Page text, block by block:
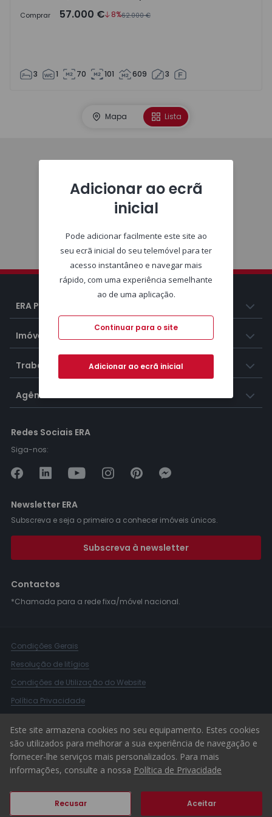
Comprar 57.000 € 8%62.000 €
3 1 70 101 609 3
Mapa Lista
ERA Portugal
Imóveis
Trabalhar na ERA
Agências ERA
Redes Sociais ERA
Siga-nos:
Newsletter ERA
Subscreva e seja o primeiro a conhecer imóveis únicos.
Subscreva à newsletter
Contactos
*Chamada para a rede fixa/móvel nacional.
Condições Gerais
Resolução de litígios
Condições de Utilização do Website
Política Privacidade
© 2026 ERA Portugal
Este site armazena cookies no seu equipamento. Estes cookies
são utilizados para melhorar a sua experiência de navegação e
fornecer-lhe serviços mais personalizados. Para mais
informações, consulte a nossa Política de Privacidade
Recusar Aceitar
Adicionar ao ecrã
inicial
Pode adicionar facilmente este site ao
seu ecrã inicial do seu telemóvel para ter
acesso instantâneo e navegar mais
rápido, com uma experiência semelhante
ao de uma aplicação.
Continuar para o site
Adicionar ao ecrã inicial